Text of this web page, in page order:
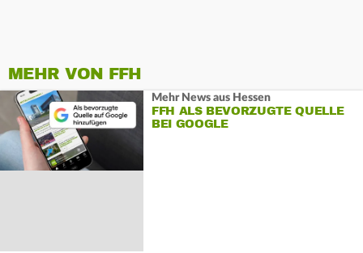
MEHR VON FFH
Mehr News aus Hessen
FFH ALS BEVORZUGTE QUELLE
BEI GOOGLE